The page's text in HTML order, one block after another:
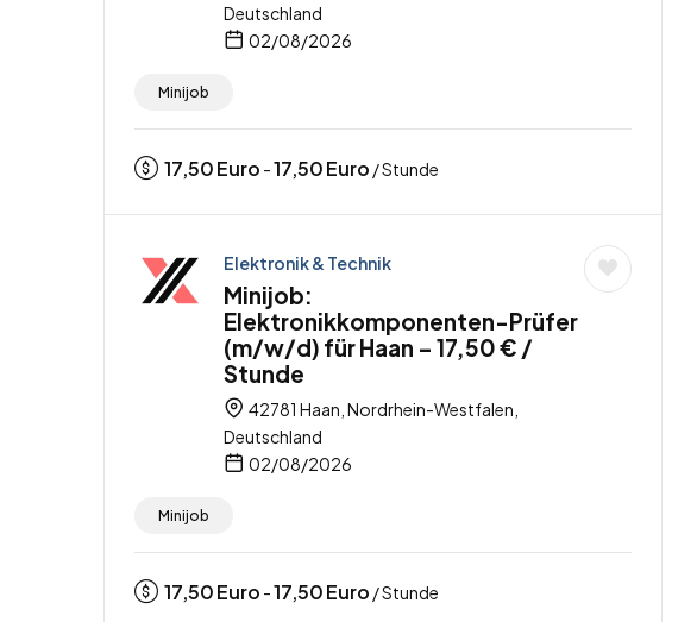
Deutschland
02/08/2026
Minijob
17,50Euro -17,50Euro / Stunde
Elektronik & Technik
Minijob:
Elektronikkomponenten-Prüfer
(m/w/d) für Haan – 17,50 € /
Stunde
42781 Haan, Nordrhein-Westfalen,
Deutschland
02/08/2026
Minijob
17,50Euro -17,50Euro / Stunde